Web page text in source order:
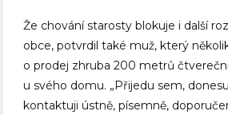
Že chování starosty blokuje i další
obce, potvrdil také muž, který
o prodej zhruba 200 metrů
u svého domu. „Přijedu sem,
kontaktuji ústně, písemně,